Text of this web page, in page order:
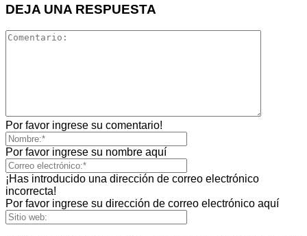
DEJA UNA RESPUESTA
Por favor ingrese su comentario!
Por favor ingrese su nombre aquí
¡Has introducido una dirección de correo electrónico
incorrecta!
Por favor ingrese su dirección de correo electrónico aquí